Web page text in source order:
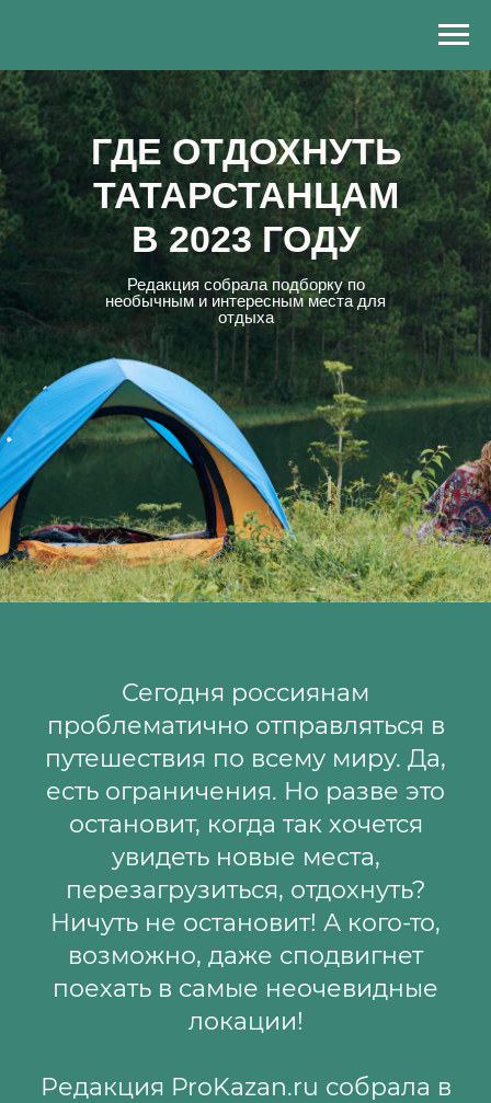
ГДЕ ОТДОХНУТЬ
ТАТАРСТАНЦАМ
В 2023 ГОДУ
Редакция собрала подборку по
необычным и интересным места для
отдыха
Сегодня россиянам
проблематично отправляться в
путешествия по всему миру. Да,
есть ограничения. Но разве это
остановит, когда так хочется
увидеть новые места,
перезагрузиться, отдохнуть?
Ничуть не остановит! А кого-то,
возможно, даже сподвигнет
поехать в самые неочевидные
локации!
Редакция ProKazan.ru собрала в